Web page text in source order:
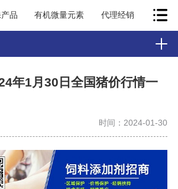
品 有机微量元素 代理经销
年1月30日全国猪价行情一
时间：2024-01-30